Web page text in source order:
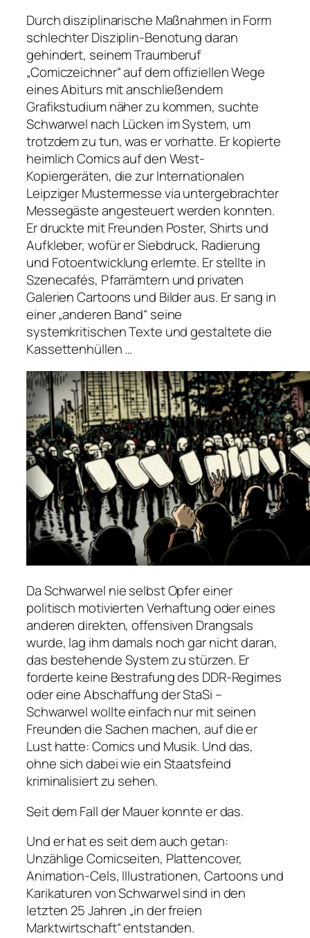
Durch disziplinarische Maßnahmen in Form
schlechter Disziplin-Benotung daran
gehindert, seinem Traumberuf
„Comiczeichner“ auf dem offiziellen Wege
eines Abiturs mit anschließendem
Grafikstudium näher zu kommen, suchte
Schwarwel nach Lücken im System, um
trotzdem zu tun, was er vorhatte. Er kopierte
heimlich Comics auf den West-
Kopiergeräten, die zur Internationalen
Leipziger Mustermesse via untergebrachter
Messegäste angesteuert werden konnten.
Er druckte mit Freunden Poster, Shirts und
Aufkleber, wofür er Siebdruck, Radierung
und Fotoentwicklung erlernte. Er stellte in
Szenecafés, Pfarrämtern und privaten
Galerien Cartoons und Bilder aus. Er sang in
einer „anderen Band“ seine
systemkritischen Texte und gestaltete die
Kassettenhüllen …
Da Schwarwel nie selbst Opfer einer
politisch motivierten Verhaftung oder eines
anderen direkten, offensiven Drangsals
wurde, lag ihm damals noch gar nicht daran,
das bestehende System zu stürzen. Er
forderte keine Bestrafung des DDR-Regimes
oder eine Abschaffung der StaSi –
Schwarwel wollte einfach nur mit seinen
Freunden die Sachen machen, auf die er
Lust hatte: Comics und Musik. Und das,
ohne sich dabei wie ein Staatsfeind
kriminalisiert zu sehen.
Seit dem Fall der Mauer konnte er das.
Und er hat es seit dem auch getan:
Unzählige Comicseiten, Plattencover,
Animation-Cels, Illustrationen, Cartoons und
Karikaturen von Schwarwel sind in den
letzten 25 Jahren „in der freien
Marktwirtschaft“ entstanden.